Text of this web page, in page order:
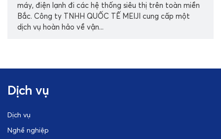
máy, điện lạnh đi các hệ thống siêu thị trên toàn miền
Bắc. Công ty TNHH QUỐC TẾ MEIJI cung cấp một
dịch vụ hoàn hảo về vận...
Dịch vụ
Dịch vụ
Nghề nghiệp